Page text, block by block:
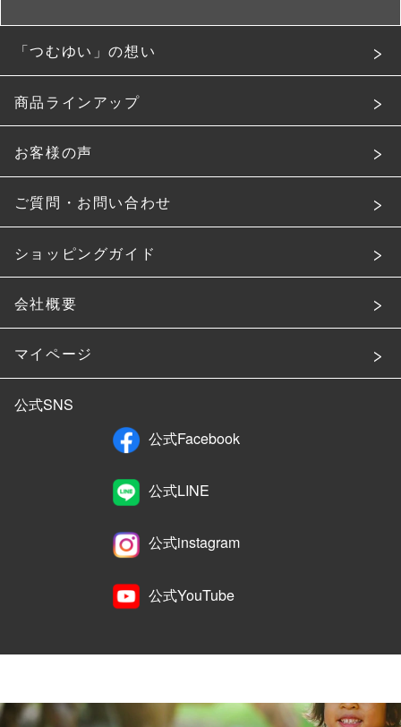
「つむゆい」の想い
商品ラインアップ
お客様の声
ご質問・お問い合わせ
ショッピングガイド
会社概要
マイページ
公式SNS
公式Facebook
公式LINE
公式instagram
公式YouTube